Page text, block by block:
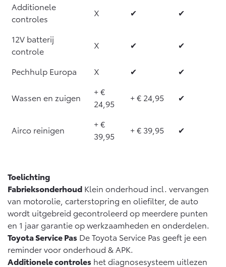
Vanaf € 76.695,-
Proace (excl. BTW)
ELEKTRISCH
Proace Max (excl. BTW)
OOK ALS BATTERIJ-
ELEKTRISCH
Hilux (excl. BTW)
OOK ALS BATTERIJ-
ELEKTRISCH
Additionele
controles
X ✔ ✔
12V batterij
controle
X ✔ ✔
Pechhulp Europa X ✔ ✔
Wassen en zuigen
+ €
24,95
+ € 24,95 ✔
Airco reinigen
+ €
39,95
+ € 39,95 ✔
Toelichting
Fabrieksonderhoud Klein onderhoud incl. vervangen
van motorolie, carterstopring en oliefilter, de auto
wordt uitgebreid gecontroleerd op meerdere punten
en 1 jaar garantie op werkzaamheden en onderdelen.
Toyota Service Pas De Toyota Service Pas geeft je een
reminder voor onderhoud & APK.
Additionele controles het diagnosesysteem uitlezen